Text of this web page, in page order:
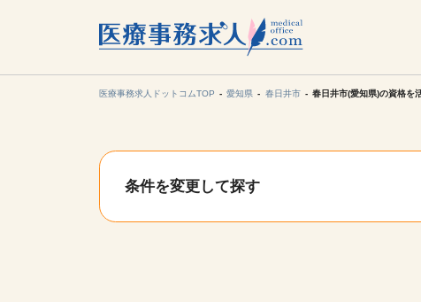
医療事務求人ドットコムTOP 愛知県 春日井市 春日井市(愛知県)の資格を
条件を変更して探す